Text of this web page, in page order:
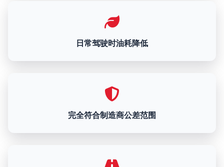
日常驾驶时油耗降低
完全符合制造商公差范围